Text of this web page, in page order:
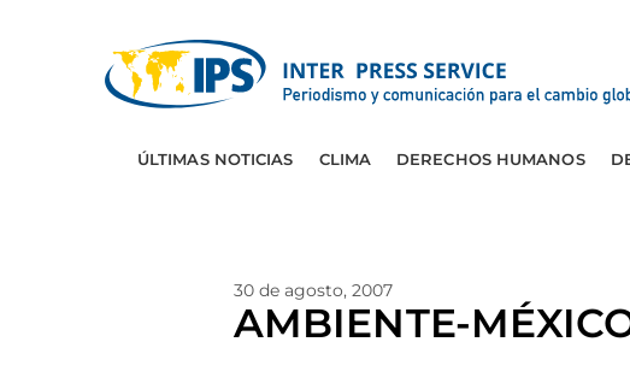
ÚLTIMAS NOTICIAS CLIMA DERECHOS HUMANOS
30 de agosto, 2007
AMBIENTE-